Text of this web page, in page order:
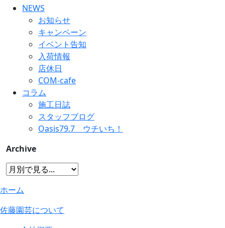
NEWS
お知らせ
キャンペーン
イベント告知
入荷情報
店休日
COM-cafe
コラム
施工日誌
スタッフブログ
Oasis79.7 ウチいち！
Archive
ホーム
佐藤園芸について